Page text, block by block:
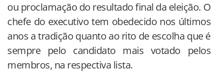
ou proclamação do resultado final da eleição. O
chefe do executivo tem obedecido nos últimos
anos a tradição quanto ao rito de escolha que é
sempre pelo candidato mais votado pelos
membros, na respectiva lista.